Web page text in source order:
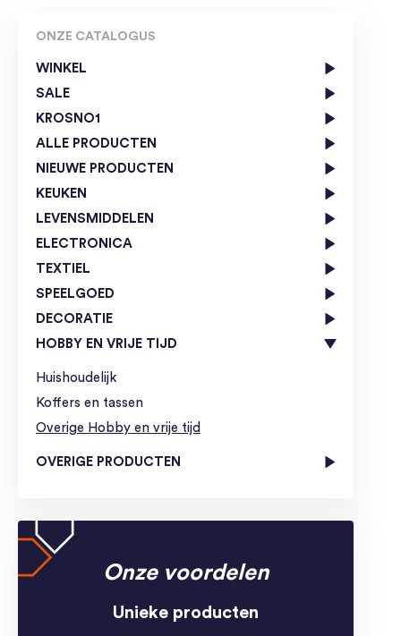
ONZE CATALOGUS
WINKEL
SALE
KROSNO1
ALLE PRODUCTEN
NIEUWE PRODUCTEN
KEUKEN
LEVENSMIDDELEN
ELECTRONICA
TEXTIEL
SPEELGOED
DECORATIE
HOBBY EN VRIJE TIJD
Huishoudelijk
Koffers en tassen
Overige Hobby en vrije tijd
OVERIGE PRODUCTEN
Onze voordelen
Unieke producten